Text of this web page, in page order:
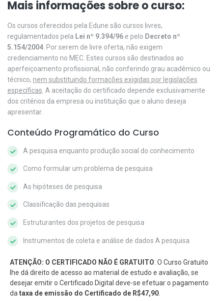
Mais informações sobre o curso:
Os cursos oferecidos pela Edune são cursos livres,
regulamentados pela Lei nº 9.394/96 e pelo Decreto nº
5.154/2004 . Por serem de livre oferta, não exigem
credenciamento no MEC. Estes cursos são destinados ao
aperfeiçoamento profissional, não conferindo grau acadêmico ou
técnico, nem substituindo formações exigidas por legislações
específicas . A aceitação do certificado depende exclusivamente
dos critérios da empresa ou instituição que o aluno deseja
apresentar.
Conteúdo Programático do Curso
A pesquisa enquanto produção social do conhecimento
Como formular um problema de pesquisa
As hipóteses de pesquisa
Classificação das pesquisas
Estruturantes dos projetos de pesquisa
Instrumentos de coleta e análise de dados A pesquisa
ATENÇÃO: O CERTIFICADO NÃO É GRATUITO: O Curso Gratuito
lhe dá direito de acesso ao material de estudo e avaliação, se
desejar emitir o Certificado Digital deve-se efetuar o pagamento
dataxa de emissão do Certificado de R$47,90.